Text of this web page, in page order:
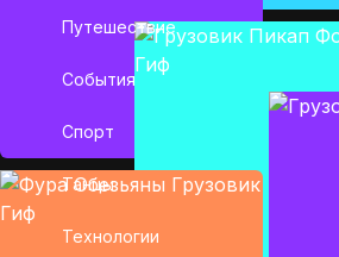
Путешествие
События
Спорт
Танцы
Технологии